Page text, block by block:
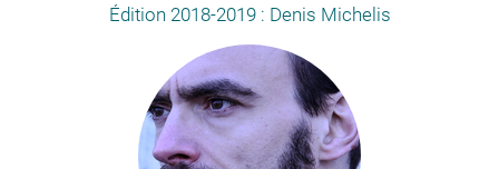
Édition 2018-2019 : Denis Michelis